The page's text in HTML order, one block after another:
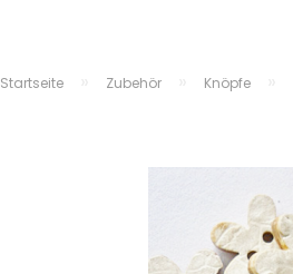
Startseite Zubehör Knöpfe